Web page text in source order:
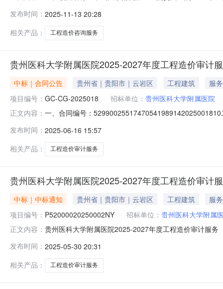
四、评审日期：2025年11月13日9时30分五、采购人信
交汇处西侧中山大学附属第一医
发布时间： 2025-11-13 20:28
相关产品：
工程造价咨询服务
贵州医科大学附属医院2025-2027年度工程造价审计
中标｜合同公告 贵州省｜贵阳市｜云岩区 工程建筑
服务
项目编号： GC-CG-2025018 招标单位： 贵州医科大学附属医院
正文内容： 一、合同编号：
28号联系方式：0851-86773416供应商（乙方）：贵州
发布时间： 2025-06-16 15:57
相关产品：
工程造价审计服务
贵州医科大学附属医院2025-2027年度工程造价审计
中标｜中标通知 贵州省｜贵阳市｜云岩区 工程建筑
服务
项目编号： P52000020250002NY 招标单位： 贵州医科大学附属
正文内容： 贵州医科大学附属医院2025-2027年度工程造价审计服
易中心完成交易事宜，特此证明。招标人（采购人）贵
发布时间： 2025-05-30 20:31
相关产品：
工程造价审计服务